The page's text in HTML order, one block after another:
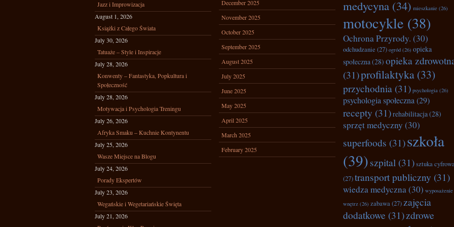
Jazz i Improwizacja
August 1, 2026
Książki z Całego Świata
July 30, 2026
Tatuaże – Style i Inspiracje
July 28, 2026
Konwenty – Fantastyka, Popkultura i
Społeczność
July 28, 2026
Motywacja i Psychologia Treningu
July 26, 2026
Afryka Smaku – Kuchnie Kontynentu
July 25, 2026
Wasze Miejsce na Blogu
July 24, 2026
Porady Ekspertów
July 23, 2026
Wegańskie i Wegetariańskie Święta
July 21, 2026
December 2025
November 2025
October 2025
September 2025
August 2025
July 2025
June 2025
May 2025
April 2025
March 2025
February 2025
medycyna (34) mieszkanie (26)
motocykle (38)
Ochrona Przyrody. (30)
odchudzanie (27) ogród (26) opieka
społeczna(28) opieka
(31)profilaktyka (33)
przychodnia (31) psychologia (26)
psychologia społeczna(29)
recepty (31)rehabilitacja(28)
sprzęt medyczny (30)
superfoods (31)szkoła
(39)szpital (31)sztuka
(27)transport publiczny (31)
wiedza medyczna(30) wyposażenie
wnętrz (26) zabawa(27) zajęcia
dodatkowe (31)zdrowe